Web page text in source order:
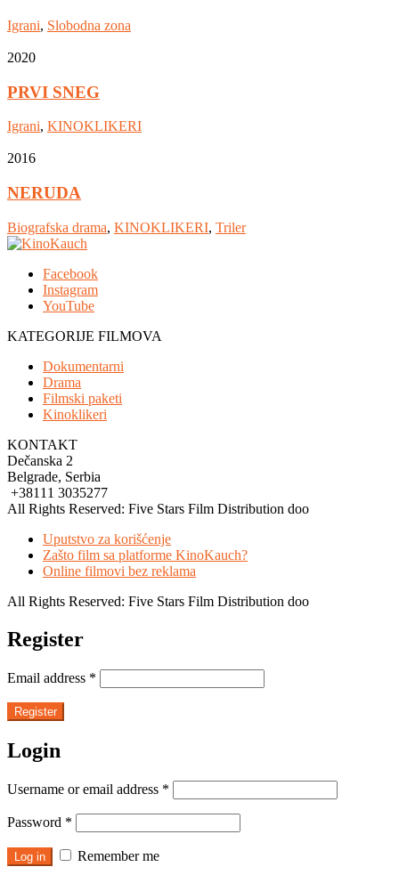
Igrani, Slobodna zona
2020
PRVI SNEG
Igrani, KINOKLIKERI
2016
NERUDA
Biografska drama, KINOKLIKERI, Triler
Facebook
Instagram
YouTube
KATEGORIJE FILMOVA
Dokumentarni
Drama
Filmski paketi
Kinoklikeri
KONTAKT
Dečanska 2
Belgrade, Serbia
+38111 3035277
All Rights Reserved: Five Stars Film Distribution doo
Uputstvo za korišćenje
Zašto film sa platforme KinoKauch?
Online filmovi bez reklama
All Rights Reserved: Five Stars Film Distribution doo
Register
Email address *
Register
Login
Username or email address *
Password *
Log in Remember me